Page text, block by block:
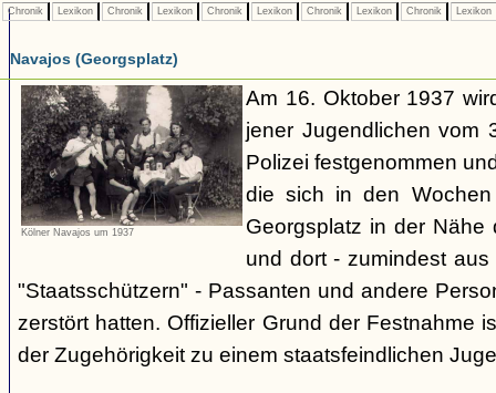
Chronik Lexikon Chronik Lexikon Chronik Lexikon Chronik Lexikon Chronik Lexikon
Navajos (Georgsplatz)
Kölner Navajos um 1937
Am 16. Oktober 1937
jener Jugendlichen vom
Polizei festgenommen
die sich in den
Georgsplatz in der Nähe
und dort - zumindest
"Staatsschützern" - Passanten und andere
zerstört hatten. Offizieller Grund der Festnahme
der Zugehörigkeit zu einem staatsfeindlichen